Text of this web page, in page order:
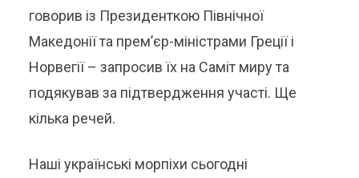
говорив із Президенткою Північної
Македонії та премʼєр-міністрами Греції і
Норвегії – запросив їх на Саміт миру та
подякував за підтвердження участі. Ще
кілька речей.
Наші українські морпіхи сьогодні